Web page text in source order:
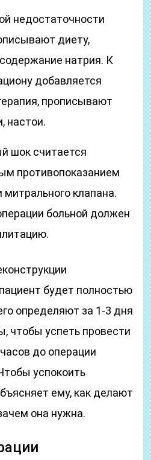
недостаточности
диету,
натрия. К
добавляется
прописывают
настои.
шок считается
противопоказанием
митрального клапана.
больной должен
будет полностью
определяют за 1-3 дня
чтобы успеть провести
до операции
успокоить
ему, как делают
она нужна.